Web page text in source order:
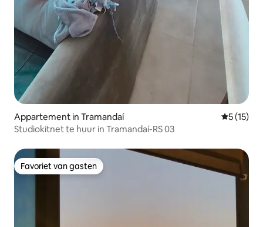
Appartement in Tramandaí
5 (15)
Studiokitnet te huur in Tramandaí-RS 03
Favoriet van gasten
Favoriet van gasten